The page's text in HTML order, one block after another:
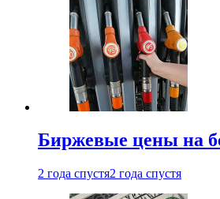
Биржевые цены на
2 года спустя2 года спустя